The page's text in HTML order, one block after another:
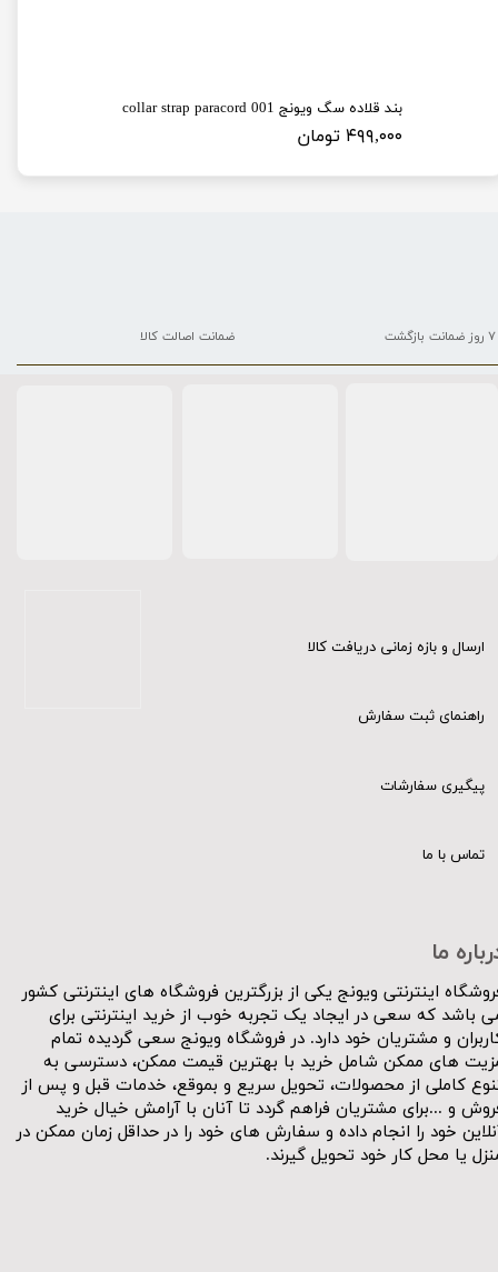
بند قلاده سگ ویونج 001 collar strap paracord
۴۹۹,۰۰۰ تومان
ما
اینترنتی ویونج یکی از بزرگترین فروشگاه های اینترنتی کشور
باشد که سعی در ایجاد یک تجربه خوب از خرید اینترنتی برای
و مشتریان خود دارد. در فروشگاه ویونج سعی گردیده تمام
های ممکن شامل خرید با بهترین قیمت ممکن، دسترسی به
کاملی از محصولات، تحویل سریع و بموقع، خدمات قبل و پس از
و ...برای مشتریان فراهم گردد تا آنان با آرامش خیال خرید
خود را انجام داده و سفارش های خود را در حداقل زمان ممکن در
یا محل کار خود تحویل گیرند.​​​​​​​
ارسال و بازه زمانی دریافت کالا
راهنمای ثبت سفارش
پیگیری سفارشات
تماس با ما
۷ روز ضمانت بازگشت ضمانت اصالت کالا